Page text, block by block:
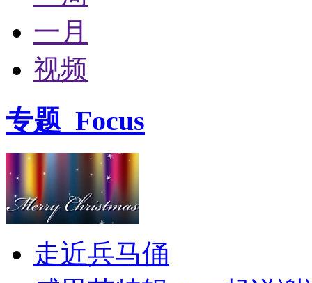
一月
视频
专题 Focus
走近兵马俑